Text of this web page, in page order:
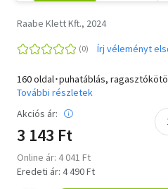
Raabe Klett Kft., 2024
Írj véleményt
160 oldal･puhatáblás,
További részletek
Akciós ár:
3 143 Ft
Online ár: 4 041 Ft
Eredeti ár: 4 490 Ft